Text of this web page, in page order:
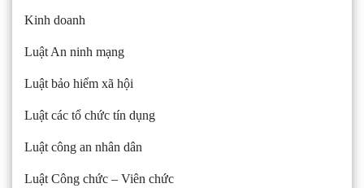
Kinh doanh
Luật An ninh mạng
Luật bảo hiểm xã hội
Luật các tổ chức tín dụng
Luật công an nhân dân
Luật Công chức – Viên chức